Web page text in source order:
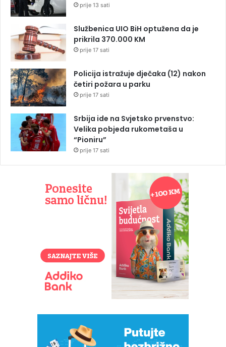
prije 13 sati
Službenica UIO BiH optužena da je
prikrila 370.000 KM
prije 17 sati
Policija istražuje dječaka (12) nakon
četiri požara u parku
prije 17 sati
Srbija ide na Svjetsko prvenstvo:
Velika pobjeda rukometaša u
“Pioniru”
prije 17 sati